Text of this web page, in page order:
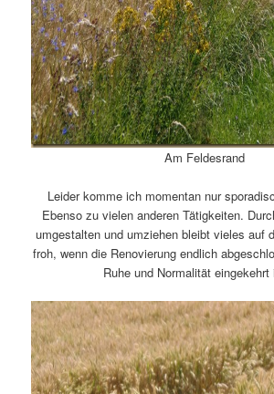
Am Feldesrand
Leider komme ich momentan nur
Ebenso zu vielen anderen Tätigkeiten.
umgestalten und umziehen bleibt vieles auf
froh, wenn die Renovierung endlich
Ruhe und Normalität eingekehrt